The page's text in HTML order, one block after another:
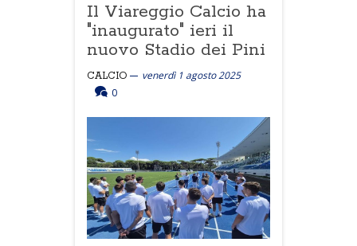
Il Viareggio Calcio ha
"inaugurato" ieri il
nuovo Stadio dei Pini
CALCIO
venerdì 1 agosto 2025
0